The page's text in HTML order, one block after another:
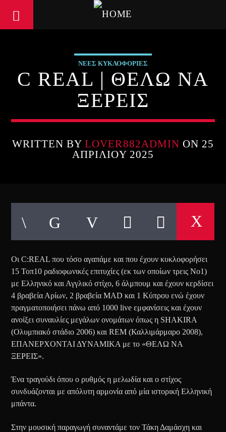
ΝΕΕΣ ΚΥΚΛΟΦΟΡΙΕΣ
C REAL | ΘΕΛΩ ΝΑ
ΞΕΡΕΙΣ
WRITTEN BYLOVER882ADMIN ON 25
ΑΠΡΙΛΊΟΥ 2025
Οι C:REAL που τόσο αγαπάμε και που έχουν κυκλοφορήσει
15 Τοπ10 ραδιοφωνικές επιτυχίες (εκ των οποίων τρεις Νο1)
με Ελληνικό και Αγγλικό στίχο, 6 άλμπουμ και έχουν κερδίσει
4 βραβεία Αρίων, 2 βραβεία MAD και 1 Κύπρου ενώ έχουν
πραγματοποιήσει πάνω από 1000 live εμφανίσεις και έχουν
ανοίξει συναυλίες μεγάλων ονομάτων όπως η SHAKIRA
(Ολυμπιακό στάδιο 2006) και REM (Καλλιμάρμαρο 2008),
ΕΠΑΝΕΡΧΟΝΤΑΙ ΔΥΝΑΜΙΚΑ με το «ΘΕΛΩ ΝΑ
ΞΕΡΕΙΣ».
Ένα τραγούδι όπου ο ρυθμός η μελωδία και ο στίχος
συνδυάζονται με απόλυτη αρμονία από μία ιστορική Ελληνική
μπάντα.
Στην μουσική παραγωγή συναντάμε τον Τάκη Δαμάσχη και